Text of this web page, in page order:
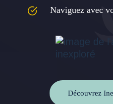
Naviguez avec
Découvrez